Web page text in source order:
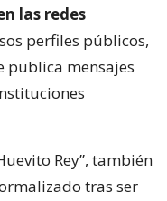
las redes
perfiles públicos,
publica mensajes
Rey”, también
tras ser